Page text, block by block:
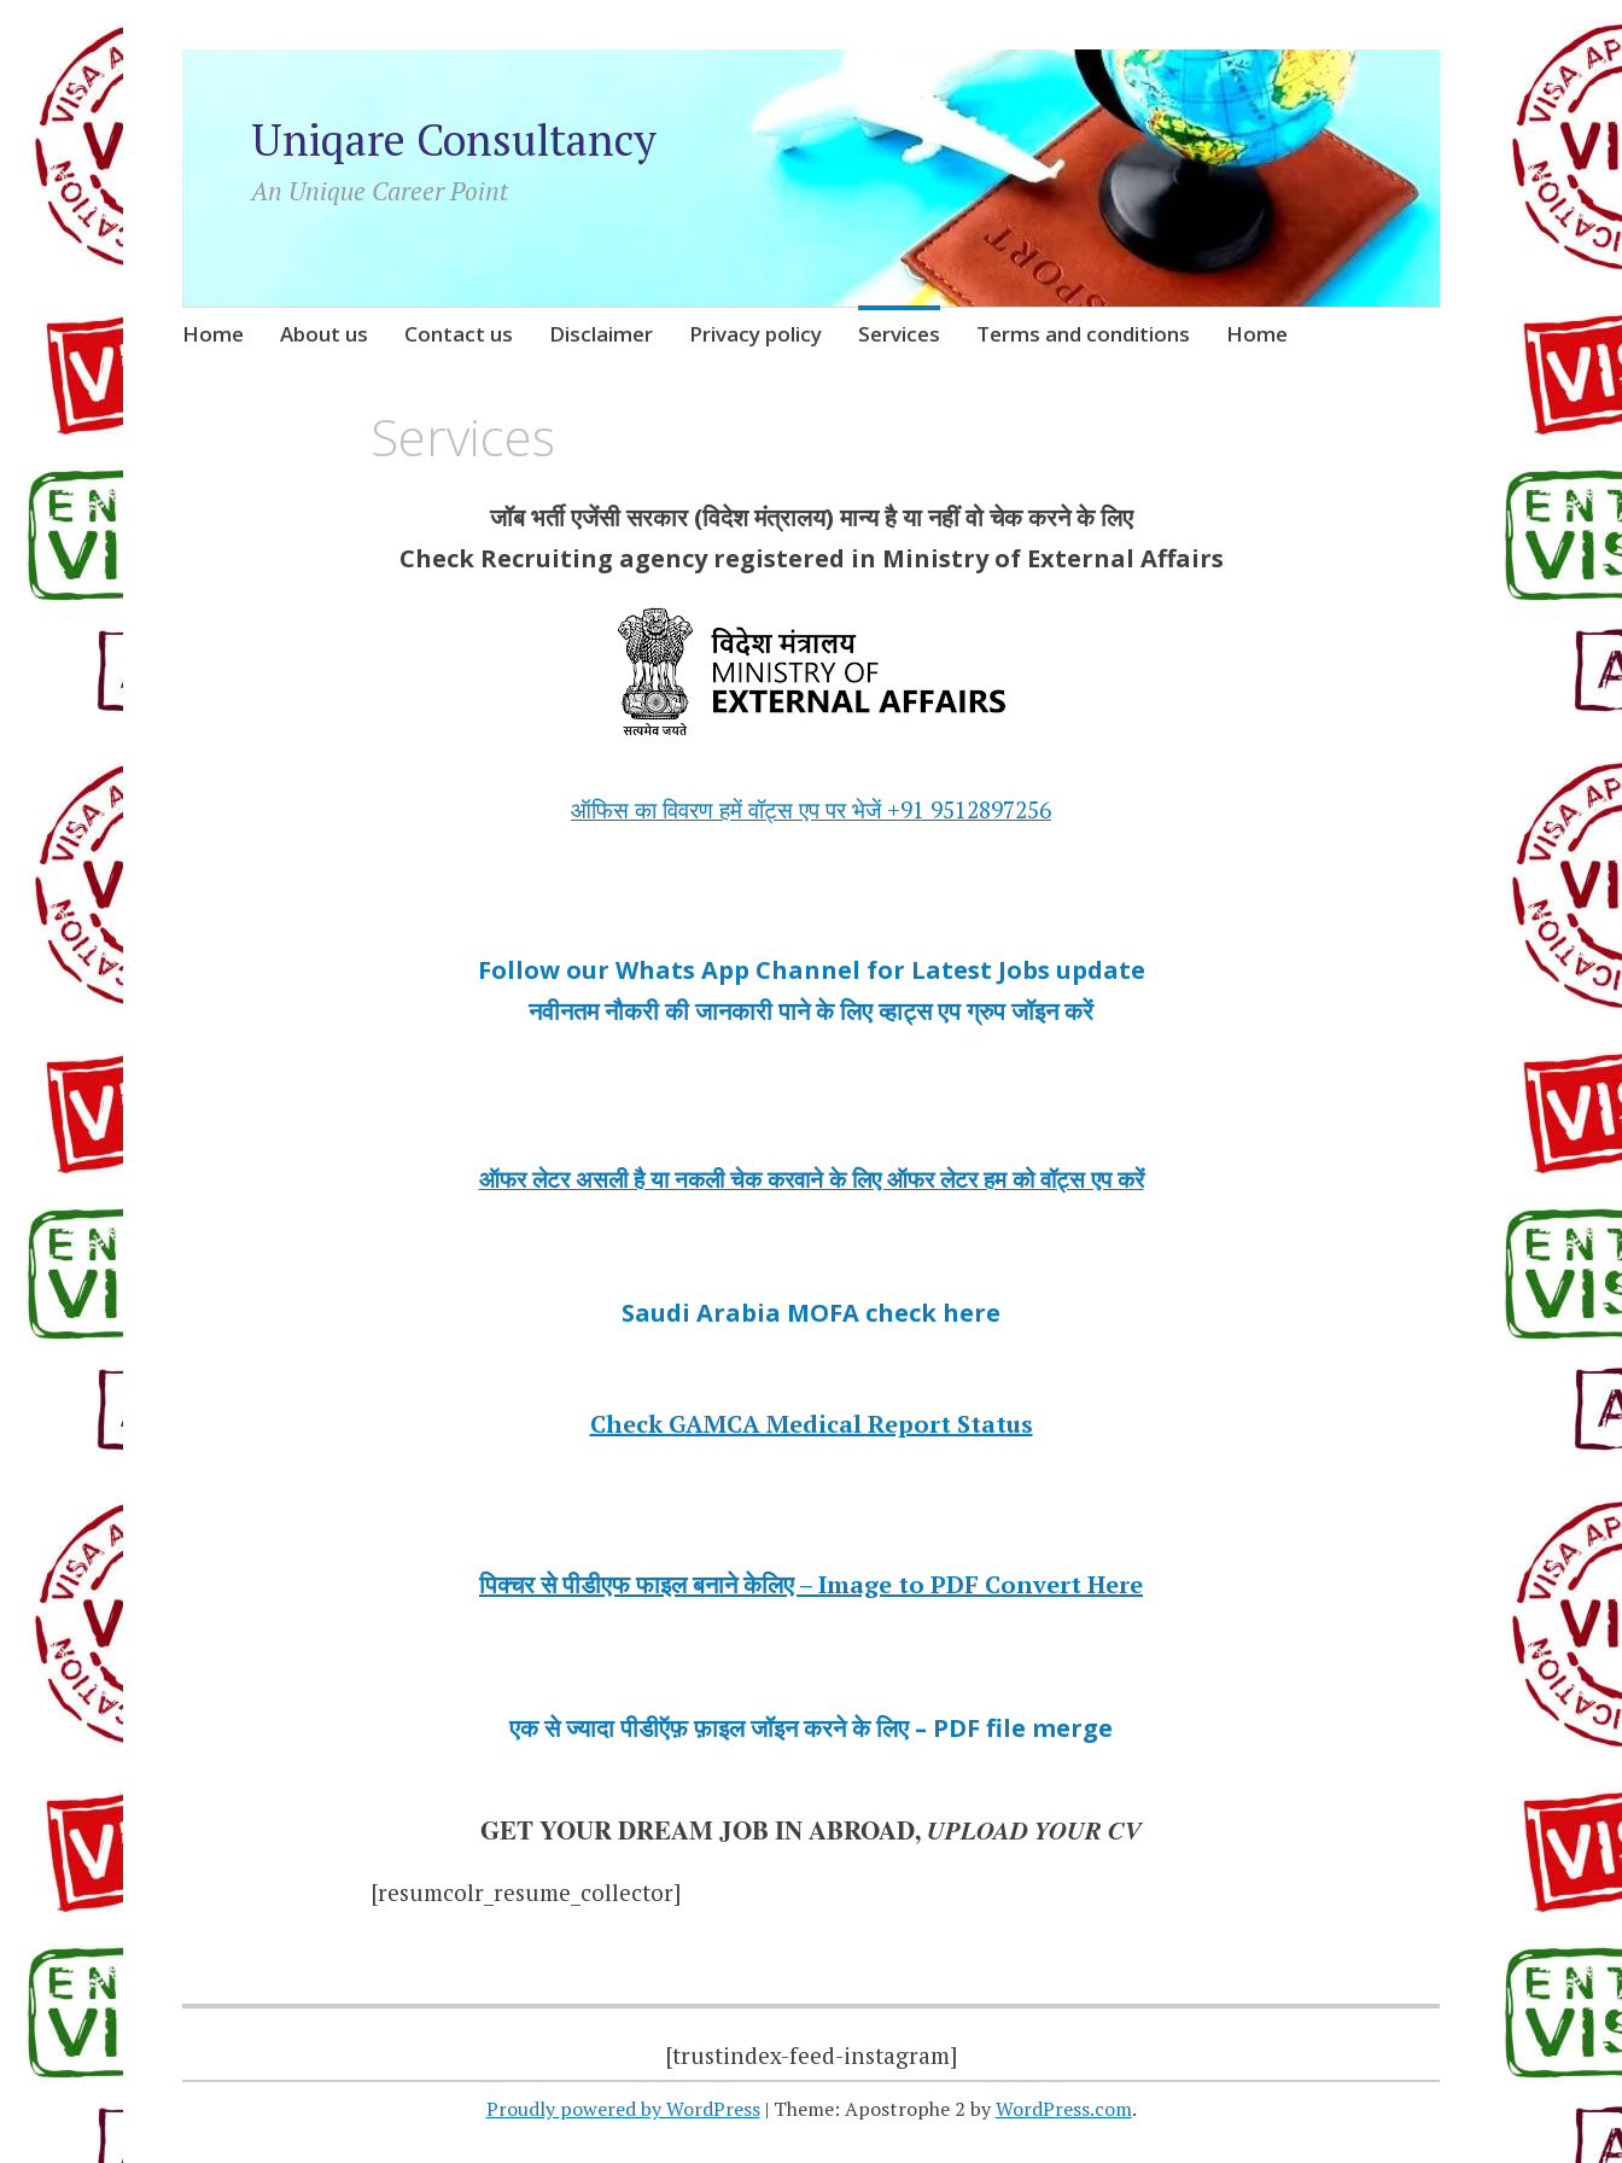
Uniqare Consultancy
An Unique Career Point
Skip
Home About us Contact us Disclaimer Privacy policy Services Terms and conditions Home
Services
जॉब भर्ती एजेंसी सरकार (विदेश मंत्रालय) मान्य है या नहीं वो चेक करने के लिए
Check Recruiting agency registered in Ministry of External Affairs
ऑफिस का विवरण हमें वॉट्स एप पर भेजें +91 9512897256
Follow our Whats App Channel for Latest Jobs update
नवीनतम नौकरी की जानकारी पाने के लिए व्हाट्स एप ग्रुप जॉइन करें
ऑफर लेटर असली है या नकली चेक करवाने के लिए ऑफर लेटर हम को वॉट्स एप करें
Saudi Arabia MOFA check here
Check GAMCA Medical Report Status
पिक्चर से पीडीएफ फाइल बनाने केलिए – Image to PDF Convert Here
एक से ज्यादा पीडीऍफ़ फ़ाइल जॉइन करने के लिए – PDF file merge
GET YOUR DREAM JOB IN ABROAD, UPLOAD YOUR CV
[resumcolr_resume_collector]
[trustindex-feed-instagram]
Proudly powered by WordPress | Theme: Apostrophe 2 byWordPress.com.